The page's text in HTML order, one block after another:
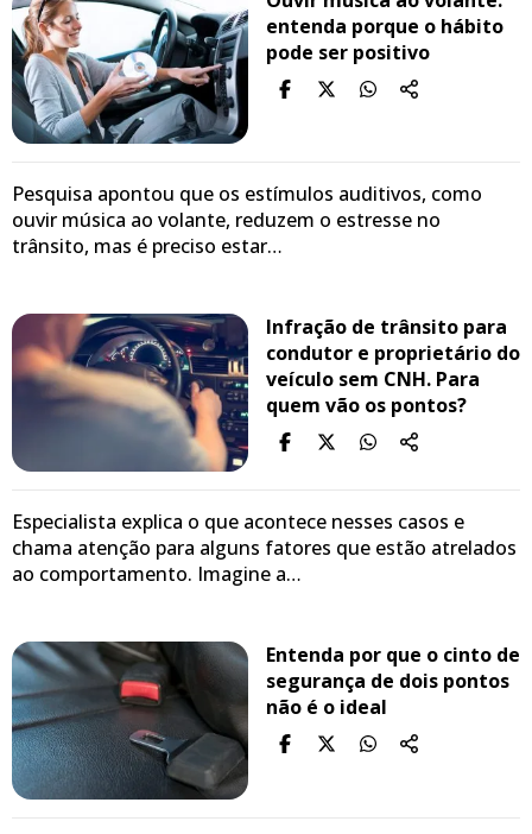
entenda porque o hábito
pode ser positivo
Pesquisa apontou que os estímulos auditivos, como
ouvir música ao volante, reduzem o estresse no
trânsito, mas é preciso estar…
Infração de trânsito para
condutor e proprietário do
veículo sem CNH. Para
quem vão os pontos?
Especialista explica o que acontece nesses casos e
chama atenção para alguns fatores que estão atrelados
ao comportamento. Imagine a…
Entenda por que o cinto de
segurança de dois pontos
não é o ideal